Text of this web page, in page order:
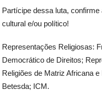
Partícipe dessa luta,
cultural e/ou político!
Representações Religiosas:
Democrático de Direitos;
Religiões de Matriz Africana
Betesda; ICM.